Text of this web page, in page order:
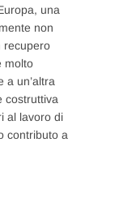
una
non
recupero
molto
a un’altra
costruttiva
al lavoro di
contributo a